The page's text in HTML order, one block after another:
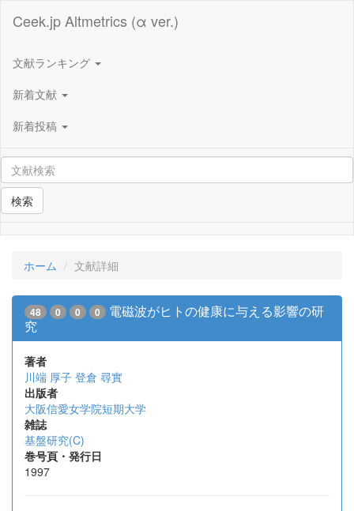
Ceek.jp Altmetrics (α ver.)
文献ランキング
新着文献
新着投稿
検索
ホーム 文献詳細
48 0 0 0
電磁波がヒトの健康に与える影響の研
究
著者
川端 厚子 登倉 尋實
出版者
大阪信愛女学院短期大学
雑誌
基盤研究(C)
巻号頁・発行日
1997